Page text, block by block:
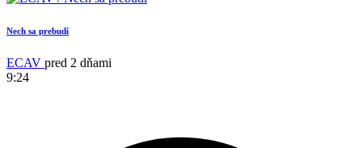
Nech sa prebudí
ECAV pred 2 dňami
9:24